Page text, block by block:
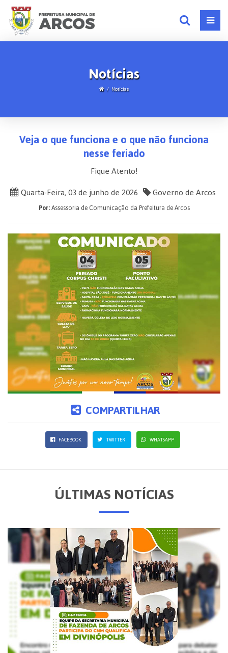
Notícias
Notícias
Veja o que funciona e o que não funciona
nesse feriado
Fique Atento!
Quarta-Feira, 03 de junho de 2026
Governo de Arcos
Por:Assessoria de Comunicação da Prefeitura de Arcos
COMPARTILHAR
FACEBOOK TWITTER WHATSAPP
ÚLTIMAS NOTÍCIAS